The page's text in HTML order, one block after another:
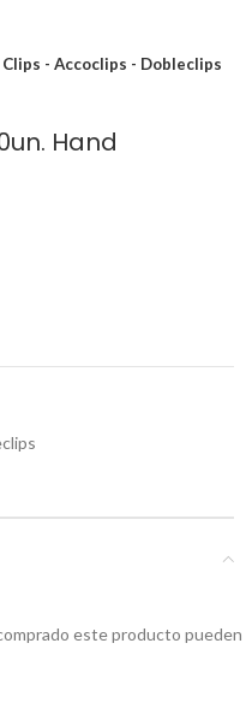
Clips - Accoclips - Dobleclips
Hand
este producto pueden